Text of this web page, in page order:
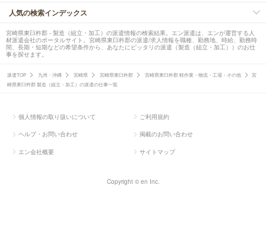
人気の検索インデックス
宮崎県東臼杵郡 - 製造（組立・加工）の派遣情報の検索結果。エン派遣は、エンが運営する人
材派遣会社のポータルサイト。宮崎県東臼杵郡の派遣/求人情報を職種、勤務地、時給、勤務時
間、長期・短期などの希望条件から、あなたにピッタリの派遣（製造（組立・加工））のお仕
事を探せます。
派遣TOP 九州・沖縄 宮崎県 宮崎県東臼杵郡 宮崎県東臼杵郡 軽作業・物流・工場・その他
宮
崎県東臼杵郡 製造（組立・加工）の派遣の仕事一覧
個人情報の取り扱いについて ご利用規約
ヘルプ・お問い合わせ 掲載のお問い合わせ
エン会社概要 サイトマップ
Copyright © en Inc.